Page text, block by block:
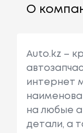
О
Auto.kz –
интернет
на любые
детали, а